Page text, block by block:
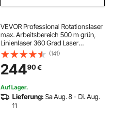
VEVOR Professional Rotationslaser
max. Arbeitsbereich 500 m grün,
Linienlaser 360 Grad Laser
höhenmesser Wasser- und
staubdicht Außenbereich
Arbeitszeit 20 Stunden mit Stativ &
Herrscher Elektrik
(141)
24490€
Auf Lager.
Lieferung:Sa Aug. 8 - Di. Aug.
11